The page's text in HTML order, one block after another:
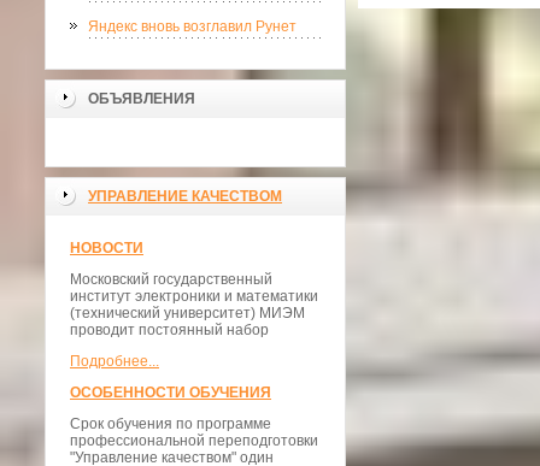
Яндекс вновь возглавил Рунет
ОБЪЯВЛЕНИЯ
УПРАВЛЕНИЕ КАЧЕСТВОМ
НОВОСТИ
Московский государственный
институт электроники и математики
(технический университет) МИЭМ
проводит постоянный набор
Подробнее...
ОСОБЕННОСТИ ОБУЧЕНИЯ
Срок обучения по программе
профессиональной переподготовки
"Управление качеством" один